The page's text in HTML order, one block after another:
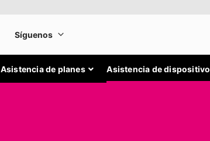
Asistencia de planes Asistencia de dispositivo